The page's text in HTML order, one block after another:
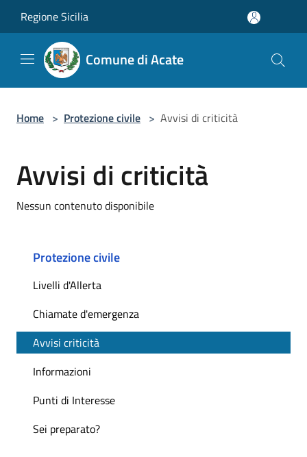
Regione Sicilia
Comune di Acate
Home > Protezione civile > Avvisi di criticità
Avvisi di criticità
Nessun contenuto disponibile
Protezione civile
Livelli d'Allerta
Chiamate d'emergenza
Avvisi criticità
Informazioni
Punti di Interesse
Sei preparato?